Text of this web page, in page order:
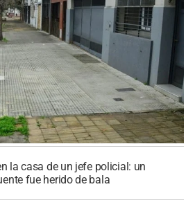
la casa de un jefe policial: un
fue herido de bala